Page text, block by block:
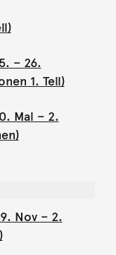
– 26.
1. Teil)
Mai – 2.
Nov – 2.